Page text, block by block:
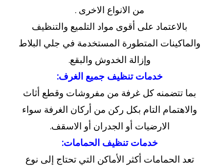
من الانواع الاخرى .
بالاعتماد على أقوى مواد التلميع والتنظيف
والماكينات المتطورة المستخدمة في جلي البلاط
وإزالة الخدوش والبقع.
خدمات تنظيف جميع الغرف:
بما تتضمنه كل غرفة من مفروشات وقطع أثاث
والاهتمام التام بكل ركن من أركان الغرفة سواء
الارضيات أو الجدران أو الاسقف.
خدمات تنظيف الحمامات:
تعد الحمامات أكثر الأماكن التي تحتاج إلى نوع